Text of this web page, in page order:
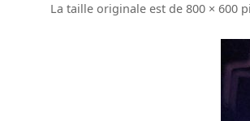
La taille originale est de 800 × 600